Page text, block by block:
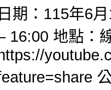
日期：115年6
16:00 地點：